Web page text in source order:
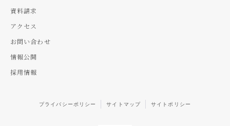
資料請求
アクセス
お問い合わせ
情報公開
採用情報
プライバシーポリシー サイトマップ サイトポリシー